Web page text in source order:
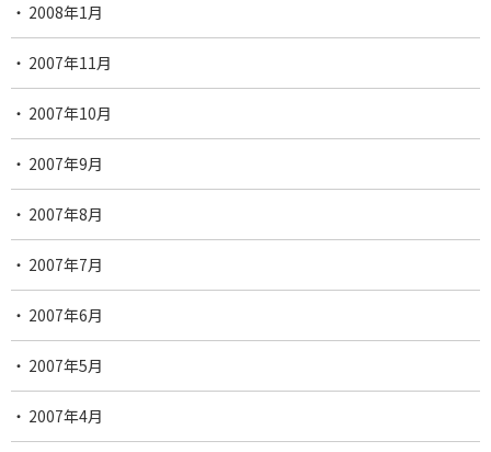
2008年1月
2007年11月
2007年10月
2007年9月
2007年8月
2007年7月
2007年6月
2007年5月
2007年4月